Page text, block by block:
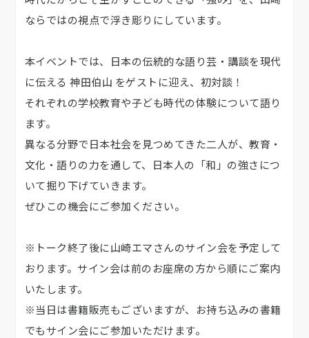
ならではの視点で浮き彫りにしています。
本イベントでは、日本の伝統的な語り芸・講談を現代
に伝える 神田伯山 をゲストに迎え、初対談！
それぞれの学校教育や子ども時代の体験について語り
ます。
異なる分野で日本社会を見つめてきた二人が、教育・
文化・語りの力を通して、日本人の「和」の強さにつ
いて掘り下げていきます。
ぜひこの機会にご参加ください。
※トーク終了後に山崎エマさんのサイン会を予定して
おります。サイン会は前のお座席の方から順にご案内
いたします。
※当日は書籍販売もございますが、お持ち込みの書籍
でもサイン会にご参加いただけます。